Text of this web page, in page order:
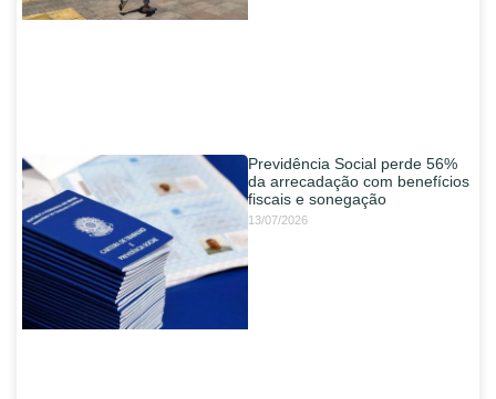
Previdência Social perde 56%
da arrecadação com benefícios
fiscais e sonegação
13/07/2026